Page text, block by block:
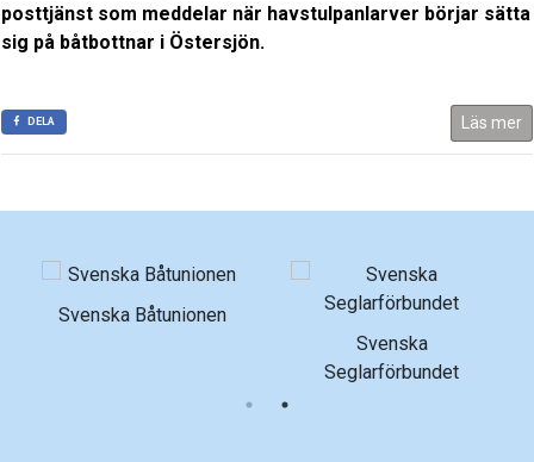
posttjänst som meddelar när havstulpanlarver börjar sätta
sig på båtbottnar i Östersjön.
DELA Läs mer
Norrtälje Energi